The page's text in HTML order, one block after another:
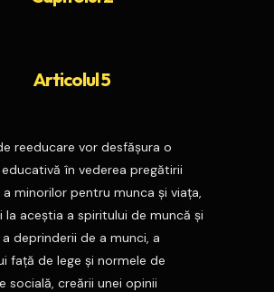
Articolul 5
reeducare vor desfăşura o
în vederea pregătirii
minorilor pentru munca şi viaţa,
la aceştia a spiritului de muncă şi
deprinderii de a munci, a
faţă de lege şi normele de
socială, creării unei opinii